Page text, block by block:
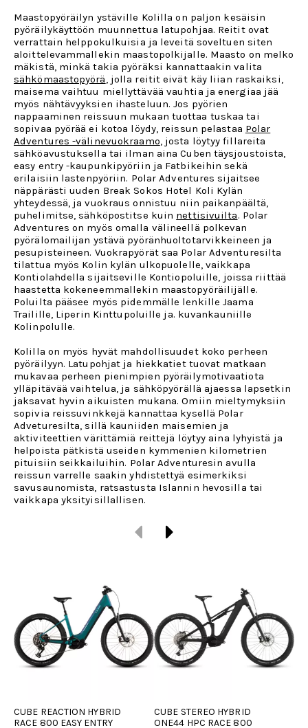
Maastopyöräilyn ystäville Kolilla on paljon kesäisin
pyöräilykäyttöön muunnettua latupohjaa. Reitit ovat
verrattain helppokulkuisia ja leveitä soveltuen siten
aloittelevammallekin maastopolkijalle. Maasto on melko
mäkistä, minkä takia pyöräksi kannattaakin valita
sähkömaastopyörä, jolla reitit eivät käy liian raskaiksi,
maisema vaihtuu miellyttävää vauhtia ja energiaa jää
myös nähtävyyksien ihasteluun. Jos pyörien
nappaaminen reissuun mukaan tuottaa tuskaa tai
sopivaa pyörää ei kotoa löydy, reissun pelastaa Polar
Adventures -välinevuokraamo, josta löytyy fillareita
sähköavustuksella tai ilman aina Cuben täysjoustoista,
easy entry -kaupunkipyöriin ja Fatbikeihin sekä
erilaisiin lastenpyöriin. Polar Adventures sijaitsee
näppärästi uuden Break Sokos Hotel Koli Kylän
yhteydessä, ja vuokraus onnistuu niin paikanpäältä,
puhelimitse, sähköpostitse kuin nettisivuilta. Polar
Adventures on myös omalla välineellä polkevan
pyörälomailijan ystävä pyöränhuoltotarvikkeineen ja
pesupisteineen. Vuokrapyörät saa Polar Adventuresilta
tilattua myös Kolin kylän ulkopuolelle, vaikkapa
Kontiolahdella sijaitseville Kontiopoluille, joissa riittää
haastetta kokeneemmallekin maastopyöräilijälle.
Poluilta pääsee myös pidemmälle lenkille Jaama
Trailille, Liperin Kinttupoluille ja. kuvankauniille
Kolinpolulle.
Kolilla on myös hyvät mahdollisuudet koko perheen
pyöräilyyn. Latupohjat ja hiekkatiet tuovat matkaan
mukavaa perheen pienimpien pyöräilymotivaatiota
ylläpitävää vaihtelua, ja sähköpyörällä ajaessa lapsetkin
jaksavat hyvin aikuisten mukana. Omiin mieltymyksiin
sopivia reissuvinkkejä kannattaa kysellä Polar
Adveturesilta, sillä kauniiden maisemien ja
aktiviteettien värittämiä reittejä löytyy aina lyhyistä ja
helpoista pätkistä useiden kymmenien kilometrien
pituisiin seikkailuihin. Polar Adventuresin avulla
reissun varrelle saakin yhdistettyä esimerkiksi
savusaunomista, ratsastusta Islannin hevosilla tai
vaikkapa yksityisillallisen.
CUBE REACTION HYBRID
RACE 800 EASY ENTRY
CUBE STEREO HYBRID
ONE44 HPC RACE 800